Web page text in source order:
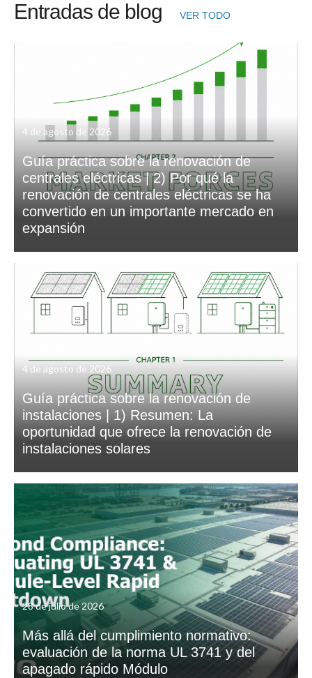
Entradas de blog VER TODO
4 de agosto de 2026
Guía práctica sobre la renovación de
centrales eléctricas | 2) Por qué la
renovación de centrales eléctricas se ha
convertido en un importante mercado en
expansión
4 de agosto de 2026
Guía práctica sobre la renovación de
instalaciones | 1) Resumen: La
oportunidad que ofrece la renovación de
instalaciones solares
28 de julio de 2026
Más allá del cumplimiento normativo:
evaluación de la norma UL 3741 y del
apagado rápido Módulo